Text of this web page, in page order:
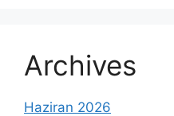
Archives
Haziran 2026